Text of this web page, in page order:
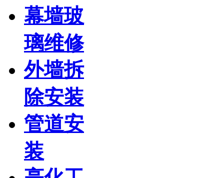
幕墙玻
璃维修
外墙拆
除安装
管道安
装